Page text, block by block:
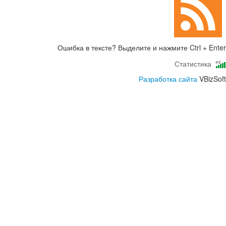
Ошибка в тексте? Выделите и нажмите Ctrl + Enter
Статистика
Разработка сайтаVBizSoft